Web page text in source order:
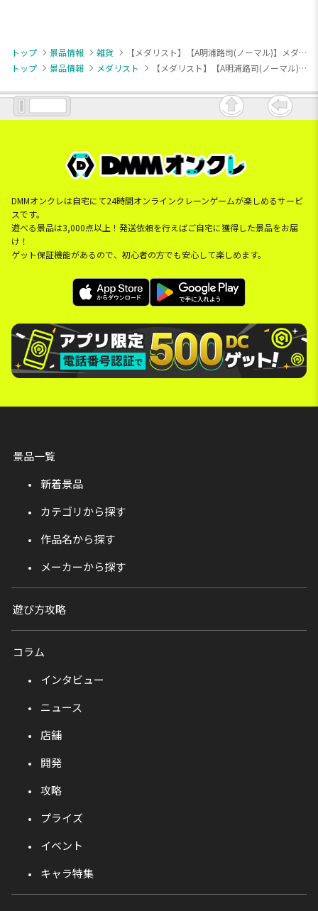
トップ 景品情報 雑貨
【メダリスト】【A明浦路司(ノーマル)】メダリスト ぬいぐるみ巾着～目指せ！喜びGOE新記録～
トップ
景品情報 メダリスト 【メダリスト】【A明浦路司(ノーマル)】メダリスト ぬいぐるみ巾着～目指せ！喜びGOE新記録～
DMMオンクレは自宅にて24時間オンラインクレーンゲームが楽しめるサービ
スです。
遊べる景品は3,000点以上！発送依頼を行えばご自宅に獲得した景品をお届
け！
ゲット保証機能があるので、初心者の方でも安心して楽しめます。
景品一覧
新着景品
カテゴリから探す
作品名から探す
メーカーから探す
遊び方攻略
コラム
インタビュー
ニュース
店舗
開発
攻略
プライズ
イベント
キャラ特集